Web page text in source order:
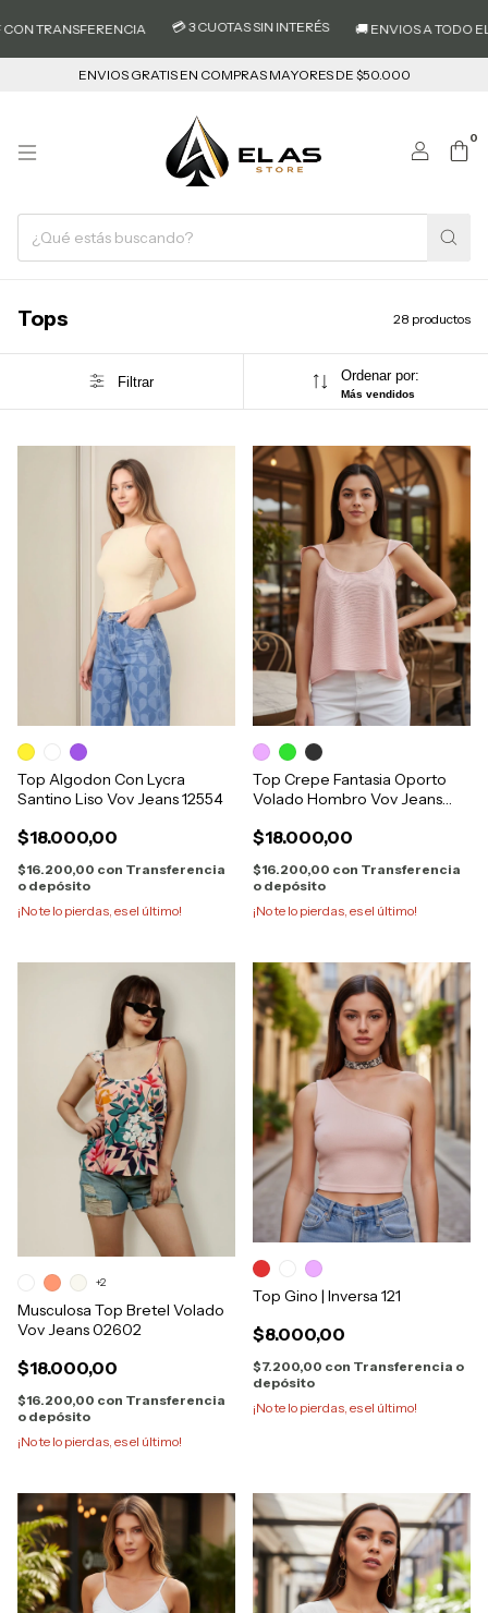
💳 3 CUOTAS SIN INTERÉS 🚚 ENVIOS A TODO EL PAIS
ENVIOS GRATIS EN COMPRAS MAYORES DE $50.000
0
Tops 28 productos
Filtrar Ordenar por:
Más vendidos
Top Algodon Con Lycra
Santino Liso Vov Jeans 12554
$18.000,00
$16.200,00 con Transferencia
o depósito
¡No te lo pierdas, es el último!
Top Crepe Fantasia Oporto
Volado Hombro Vov Jeans
$18.000,00
$16.200,00 con Transferencia
o depósito
¡No te lo pierdas, es el último!
Musculosa Top Bretel Volado
Vov Jeans 02602
$18.000,00
$16.200,00 con Transferencia
o depósito
¡No te lo pierdas, es el último!
+2
Top Gino | Inversa 121
$8.000,00
$7.200,00 con Transferencia o
depósito
¡No te lo pierdas, es el último!